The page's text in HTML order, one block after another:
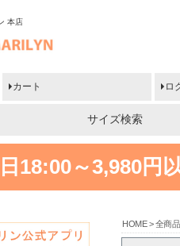
本店
カート ロ
サイズ検索
18:00～3,980円
HOME 全商